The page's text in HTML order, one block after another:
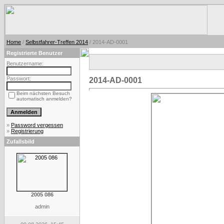
Home / Selbstfahrer-Treffen 2014 / 2014-AD-0001
Registrierte Benutzer
Benutzername:
Passwort:
Beim nächsten Besuch
automatisch anmelden?
» Password vergessen
» Registrierung
Zufallsbild
2005 086
admin
2014-AD-0001